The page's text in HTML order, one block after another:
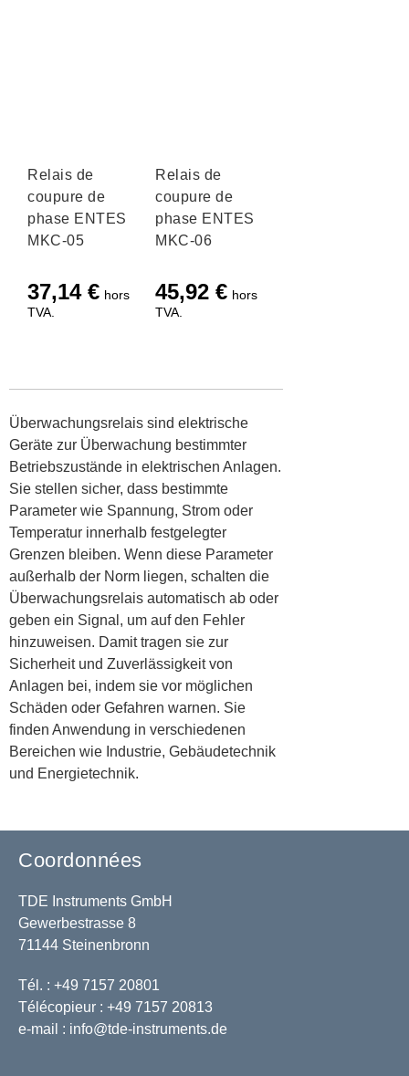
Relais de
coupure de
phase ENTES
MKC-05
37,14 € hors
TVA.
Relais de
coupure de
phase ENTES
MKC-06
45,92 € hors
TVA.
Überwachungsrelais sind elektrische
Geräte zur Überwachung bestimmter
Betriebszustände in elektrischen Anlagen.
Sie stellen sicher, dass bestimmte
Parameter wie Spannung, Strom oder
Temperatur innerhalb festgelegter
Grenzen bleiben. Wenn diese Parameter
außerhalb der Norm liegen, schalten die
Überwachungsrelais automatisch ab oder
geben ein Signal, um auf den Fehler
hinzuweisen. Damit tragen sie zur
Sicherheit und Zuverlässigkeit von
Anlagen bei, indem sie vor möglichen
Schäden oder Gefahren warnen. Sie
finden Anwendung in verschiedenen
Bereichen wie Industrie, Gebäudetechnik
und Energietechnik.
Coordonnées
TDE Instruments GmbH
Gewerbestrasse 8
71144 Steinenbronn
Tél. : +49 7157 20801
Télécopieur : +49 7157 20813
e-mail : info@tde-instruments.de